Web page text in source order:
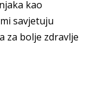
kao
savjetuju
za bolje zdravlje